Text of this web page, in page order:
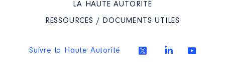
LA HAUTE AUTORITÉ
RESSOURCES / DOCUMENTS UTILES
Suivre la Haute Autorité